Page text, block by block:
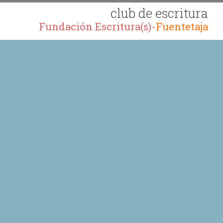
club de escritura
Fundación Escritura(s)-Fuentetaja